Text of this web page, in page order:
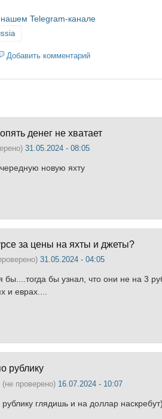
Telegram-канале
Добавить комментарий
денег не хватает
31.05.2024 - 08:05
новую яхту
за цены на яхты и джеты?
31.05.2024 - 04:05
бы....тогда бы узнал, что они не на 3
и еврах....
рублику
(не проверено) 16.07.2024 - 10:07
глядишь и на доллар